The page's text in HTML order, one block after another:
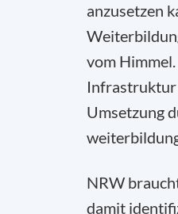
anzusetzen
vom
Infrastruktur
Umsetzung
NRW
damit